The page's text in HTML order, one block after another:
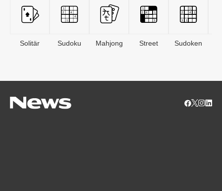
Solitär Sudoku Mahjong Street Sudoken